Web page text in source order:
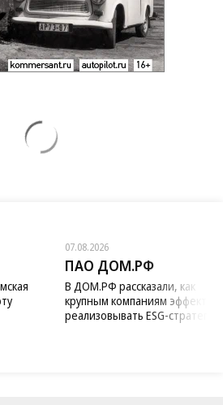
07.08.2026
ПАО ДОМ.РФ
В ДОМ.РФ рассказали, как
крупным компаниям
реализовывать ESG-стратегию